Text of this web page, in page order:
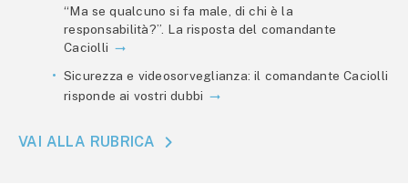
“Ma se qualcuno si fa male, di chi è la
responsabilità?”. La risposta del comandante
Caciolli
Sicurezza e videosorveglianza: il comandante Caciolli
risponde ai vostri dubbi
VAI ALLA RUBRICA